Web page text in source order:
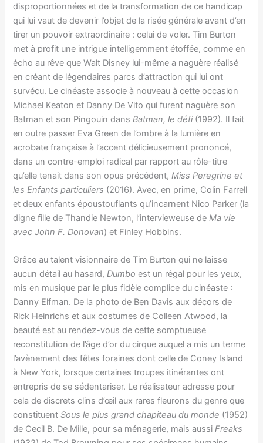
disproportionnées et de la transformation de ce handicap
qui lui vaut de devenir l’objet de la risée générale avant d’en
tirer un pouvoir extraordinaire : celui de voler. Tim Burton
met à profit une intrigue intelligemment étoffée, comme en
écho au rêve que Walt Disney lui-même a naguère réalisé
en créant de légendaires parcs d’attraction qui lui ont
survécu. Le cinéaste associe à nouveau à cette occasion
Michael Keaton et Danny De Vito qui furent naguère son
Batman et son Pingouin dans Batman, le défi(1992). Il fait
en outre passer Eva Green de l’ombre à la lumière en
acrobate française à l’accent délicieusement prononcé,
dans un contre-emploi radical par rapport au rôle-titre
qu’elle tenait dans son opus précédent, Miss Peregrine et
les Enfants particuliers (2016). Avec, en prime, Colin Farrell
et deux enfants époustouflants qu’incarnent Nico Parker (la
digne fille de Thandie Newton, l’intervieweuse de Ma vie
avec John F. Donovan) et Finley Hobbins.
Grâce au talent visionnaire de Tim Burton qui ne laisse
aucun détail au hasard,Dumbo est un régal pour les yeux,
mis en musique par le plus fidèle complice du cinéaste :
Danny Elfman. De la photo de Ben Davis aux décors de
Rick Heinrichs et aux costumes de Colleen Atwood, la
beauté est au rendez-vous de cette somptueuse
reconstitution de l’âge d’or du cirque auquel a mis un terme
l’avènement des fêtes foraines dont celle de Coney Island
à New York, lorsque certaines troupes itinérantes ont
entrepris de se sédentariser. Le réalisateur adresse pour
cela de discrets clins d’œil aux rares fleurons du genre que
constituentSous le plus grand chapiteau du monde (1952)
de Cecil B. De Mille, pour sa ménagerie, mais aussiFreaks